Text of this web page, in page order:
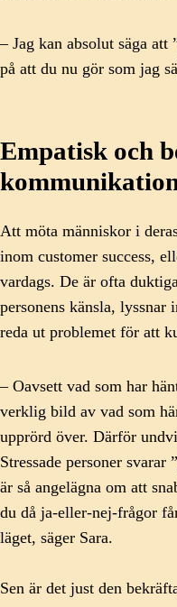
– Jag kan absolut säga att
på att du nu gör som jag
Empatisk och
Att möta människor i
inom customer success,
vardags. De är ofta
personens känsla, lyssnar
reda ut problemet för att
– Oavsett vad som har
verklig bild av vad som
upprörd över. Därför
Stressade personer
är så angelägna om att
du då ja-eller-nej-frågor
läget, säger Sara.
Sen är det just den